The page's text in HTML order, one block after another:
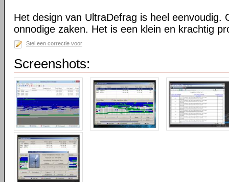
Het design van UltraDefrag is heel eenvoudig.
onnodige zaken. Het is een klein en krachtig
Stel een correctie voor
Screenshots: